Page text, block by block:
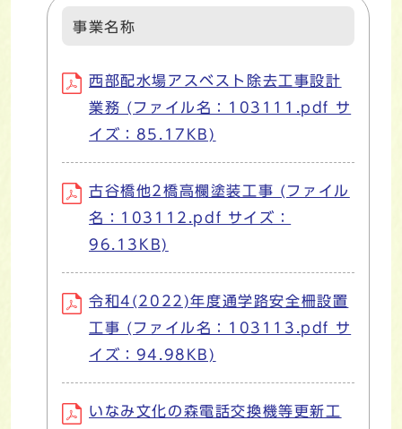
事業名称
西部配水場アスベスト除去工事設計
業務 (ファイル名：103111.pdf サ
イズ：85.17KB)
古谷橋他2橋高欄塗装工事 (ファイル
名：103112.pdf サイズ：
96.13KB)
令和4(2022)年度通学路安全柵設置
工事 (ファイル名：103113.pdf サ
イズ：94.98KB)
いなみ文化の森電話交換機等更新工